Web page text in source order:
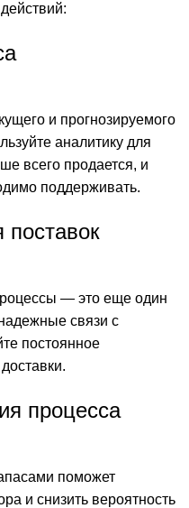
и прогнозируемого
аналитику для
всего продается, и
поддерживать.
— это еще один
связи с
постоянное
процесса
поможет
и снизить вероятность